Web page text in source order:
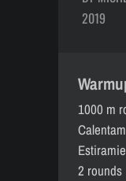
2019
1000 m
2 rounds